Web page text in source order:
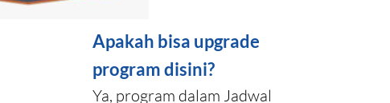
Apakah bisa upgrade
program disini?
Ya, program dalam Jadwal